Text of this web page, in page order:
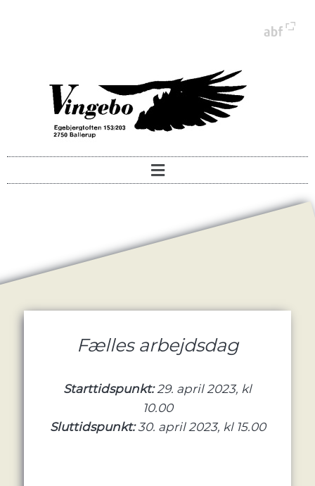
Fælles arbejdsdag
Starttidspunkt:29. april 2023, kl
10.00
Sluttidspunkt:30. april 2023, kl 15.00